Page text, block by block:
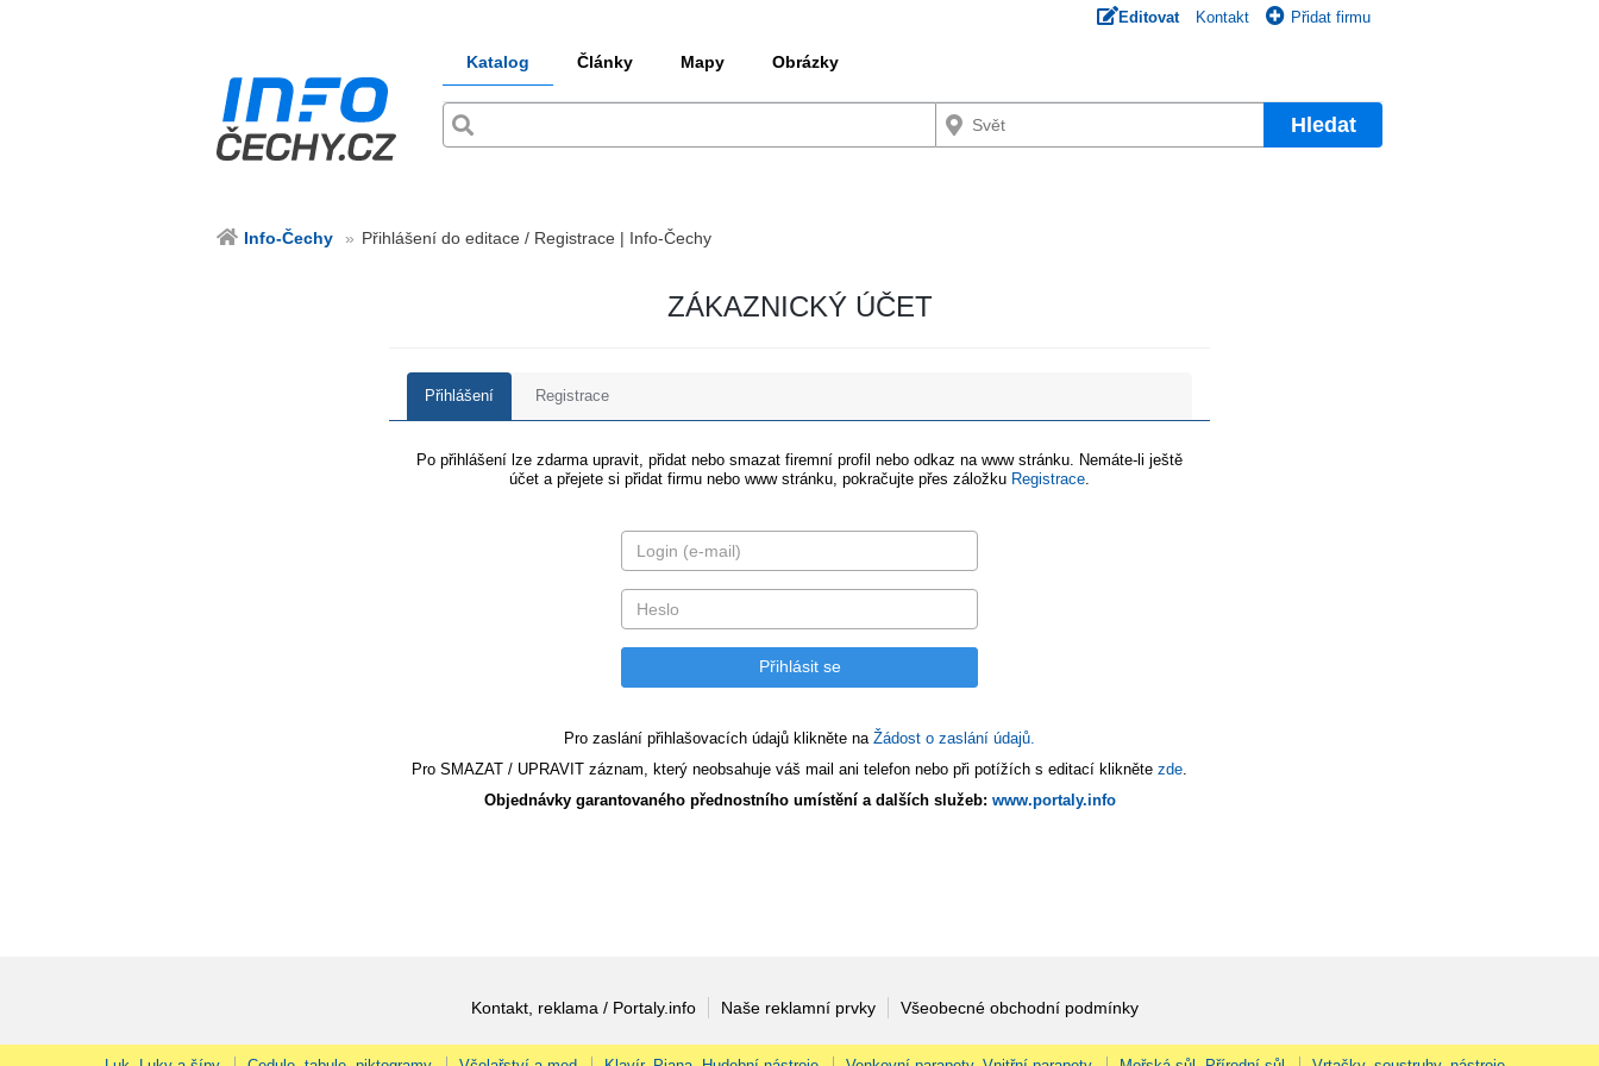
Editovat Kontakt Přidat firmu
Katalog Články Mapy Obrázky
Hledat
Info-Čechy Přihlášení do editace / Registrace | Info-Čechy
ZÁKAZNICKÝ ÚČET
Přihlášení Registrace
Po přihlášení lze zdarma upravit, přidat nebo smazat firemní profil nebo odkaz na www stránku. Nemáte-li ještě
účet a přejete si přidat firmu nebo www stránku, pokračujte přes záložku Registrace
Pro zaslání přihlašovacích údajů klikněte na Žádost o zaslání údajů.
Pro SMAZAT / UPRAVIT záznam, který neobsahuje váš mail ani telefon nebo při potížích s editací klikněte zde
Objednávky garantovaného přednostního umístění a dalších služeb: www.portaly.info
Kontakt, reklama / Portaly.info Naše reklamní prvky Všeobecné obchodní podmínky